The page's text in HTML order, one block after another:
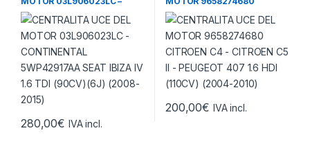
CONTINENTAL 5WP42917AA
SEAT IBIZA IV 1.6 TDI (90CV)
(6J) (2008-2015)
280,00€ IVA incl.
CITROEN C4 – CITROEN C5 II
– PEUGEOT 407 1.6 HDI
(110CV) (2004-2010)
200,00€ IVA incl.